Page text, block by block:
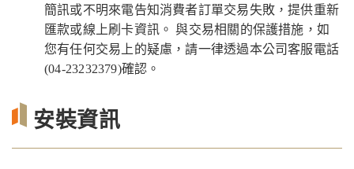
簡訊或不明來電告知消費者訂單交易失敗，提供重新
匯款或線上刷卡資訊。 與交易相關的保護措施，如
您有任何交易上的疑慮，請一律透過本公司客服電話
(04-23232379)確認。
安裝資訊